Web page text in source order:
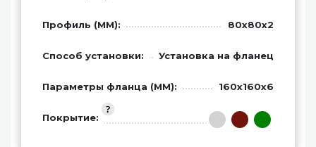
Профиль (ММ): 80х80х2
Способ установки: Установка на фланец
Параметры фланца (ММ): 160х160х6
Покрытие: